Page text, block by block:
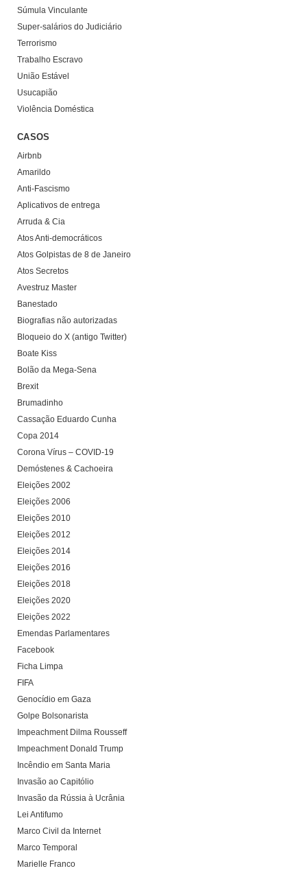
Súmula Vinculante
Super-salários do Judiciário
Terrorismo
Trabalho Escravo
União Estável
Usucapião
Violência Doméstica
CASOS
Airbnb
Amarildo
Anti-Fascismo
Aplicativos de entrega
Arruda & Cia
Atos Anti-democráticos
Atos Golpistas de 8 de Janeiro
Atos Secretos
Avestruz Master
Banestado
Biografias não autorizadas
Bloqueio do X (antigo Twitter)
Boate Kiss
Bolão da Mega-Sena
Brexit
Brumadinho
Cassação Eduardo Cunha
Copa 2014
Corona Vírus – COVID-19
Demóstenes & Cachoeira
Eleições 2002
Eleições 2006
Eleições 2010
Eleições 2012
Eleições 2014
Eleições 2016
Eleições 2018
Eleições 2020
Eleições 2022
Emendas Parlamentares
Facebook
Ficha Limpa
FIFA
Genocídio em Gaza
Golpe Bolsonarista
Impeachment Dilma Rousseff
Impeachment Donald Trump
Incêndio em Santa Maria
Invasão ao Capitólio
Invasão da Rússia à Ucrânia
Lei Antifumo
Marco Civil da Internet
Marco Temporal
Marielle Franco